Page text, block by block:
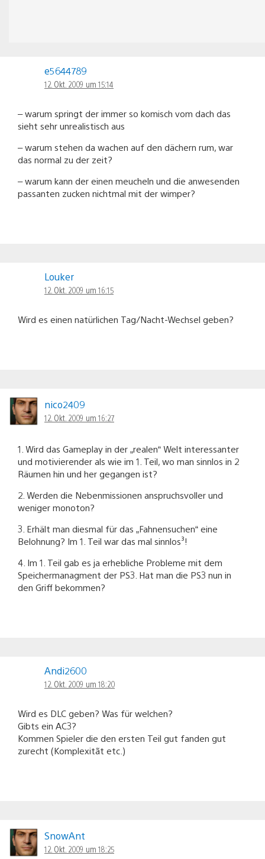
e5644789
12. Okt. 2009 um 15:14
– warum springt der immer so komisch vom dach das
sieht sehr unrealistisch aus
– warum stehen da wachen auf den dächern rum, war
das normal zu der zeit?
– warum kann der einen meucheln und die anwesenden
passanten zucken nichtmal mit der wimper?
Louker
12. Okt. 2009 um 16:15
Wird es einen natürlichen Tag/Nacht-Wechsel geben?
nico2409
12. Okt. 2009 um 16:27
1. Wird das Gameplay in der „realen“ Welt interessanter
und motivierender als wie im 1. Teil, wo man sinnlos in 2
Räumen hin und her gegangen ist?
2. Werden die Nebenmissionen anspruchsvoller und
weniger monoton?
3. Erhält man diesmal für das „Fahnensuchen“ eine
Belohnung? Im 1. Teil war das mal sinnlos³!
4. Im 1. Teil gab es ja erhebliche Probleme mit dem
Speichermanagment der PS3. Hat man die PS3 nun in
den Griff bekommen?
Andi2600
12. Okt. 2009 um 18:20
Wird es DLC geben? Was für welchen?
Gibts ein AC3?
Kommen Spieler die den ersten Teil gut fanden gut
zurecht (Komplexitãt etc.)
SnowAnt
12. Okt. 2009 um 18:25